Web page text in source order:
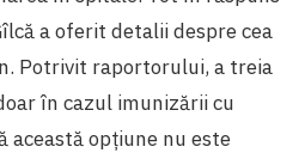
a oferit detalii despre cea
Potrivit raportorului, a treia
în cazul imunizării cu
această opțiune nu este